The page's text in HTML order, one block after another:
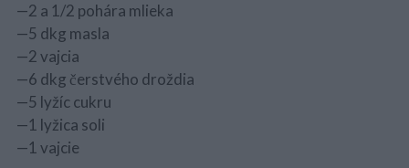
—2 a 1/2 pohára mlieka
—5 dkg masla
—2 vajcia
—6 dkg čerstvého droždia
—5 lyžíc cukru
—1 lyžica soli
—1 vajcie